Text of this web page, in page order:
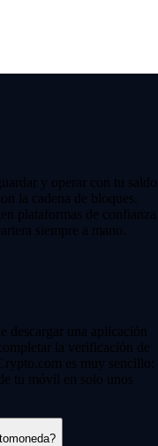
y operar con tu saldo
la cadena de bloques.
plataformas de confianza
siempre a mano.
descargar una aplicación
la verificación de
es muy sencillo:
tu móvil en solo unos